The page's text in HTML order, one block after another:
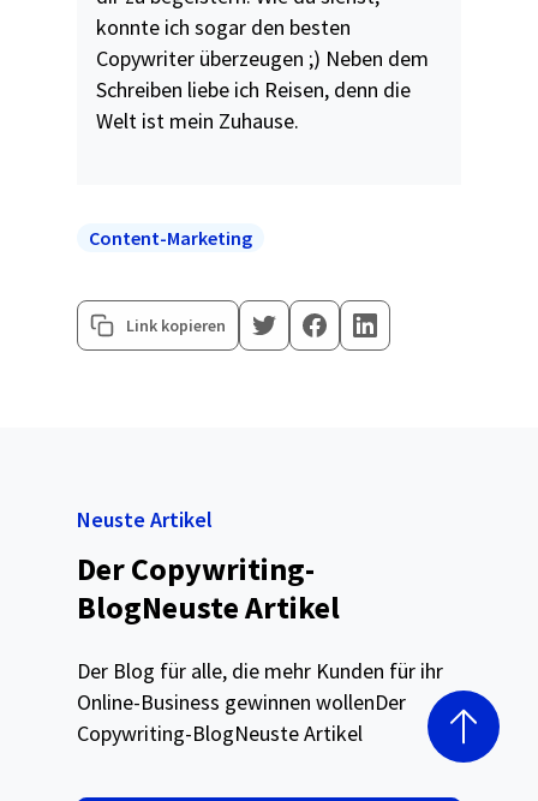
konnte ich sogar den besten
Copywriter überzeugen ;) Neben dem
Schreiben liebe ich Reisen, denn die
Welt ist mein Zuhause.
Content-Marketing
Link kopieren
Neuste Artikel
Der Copywriting-
BlogNeuste Artikel
Der Blog für alle, die mehr Kunden für ihr
Online-Business gewinnen wollenDer
Copywriting-BlogNeuste Artikel